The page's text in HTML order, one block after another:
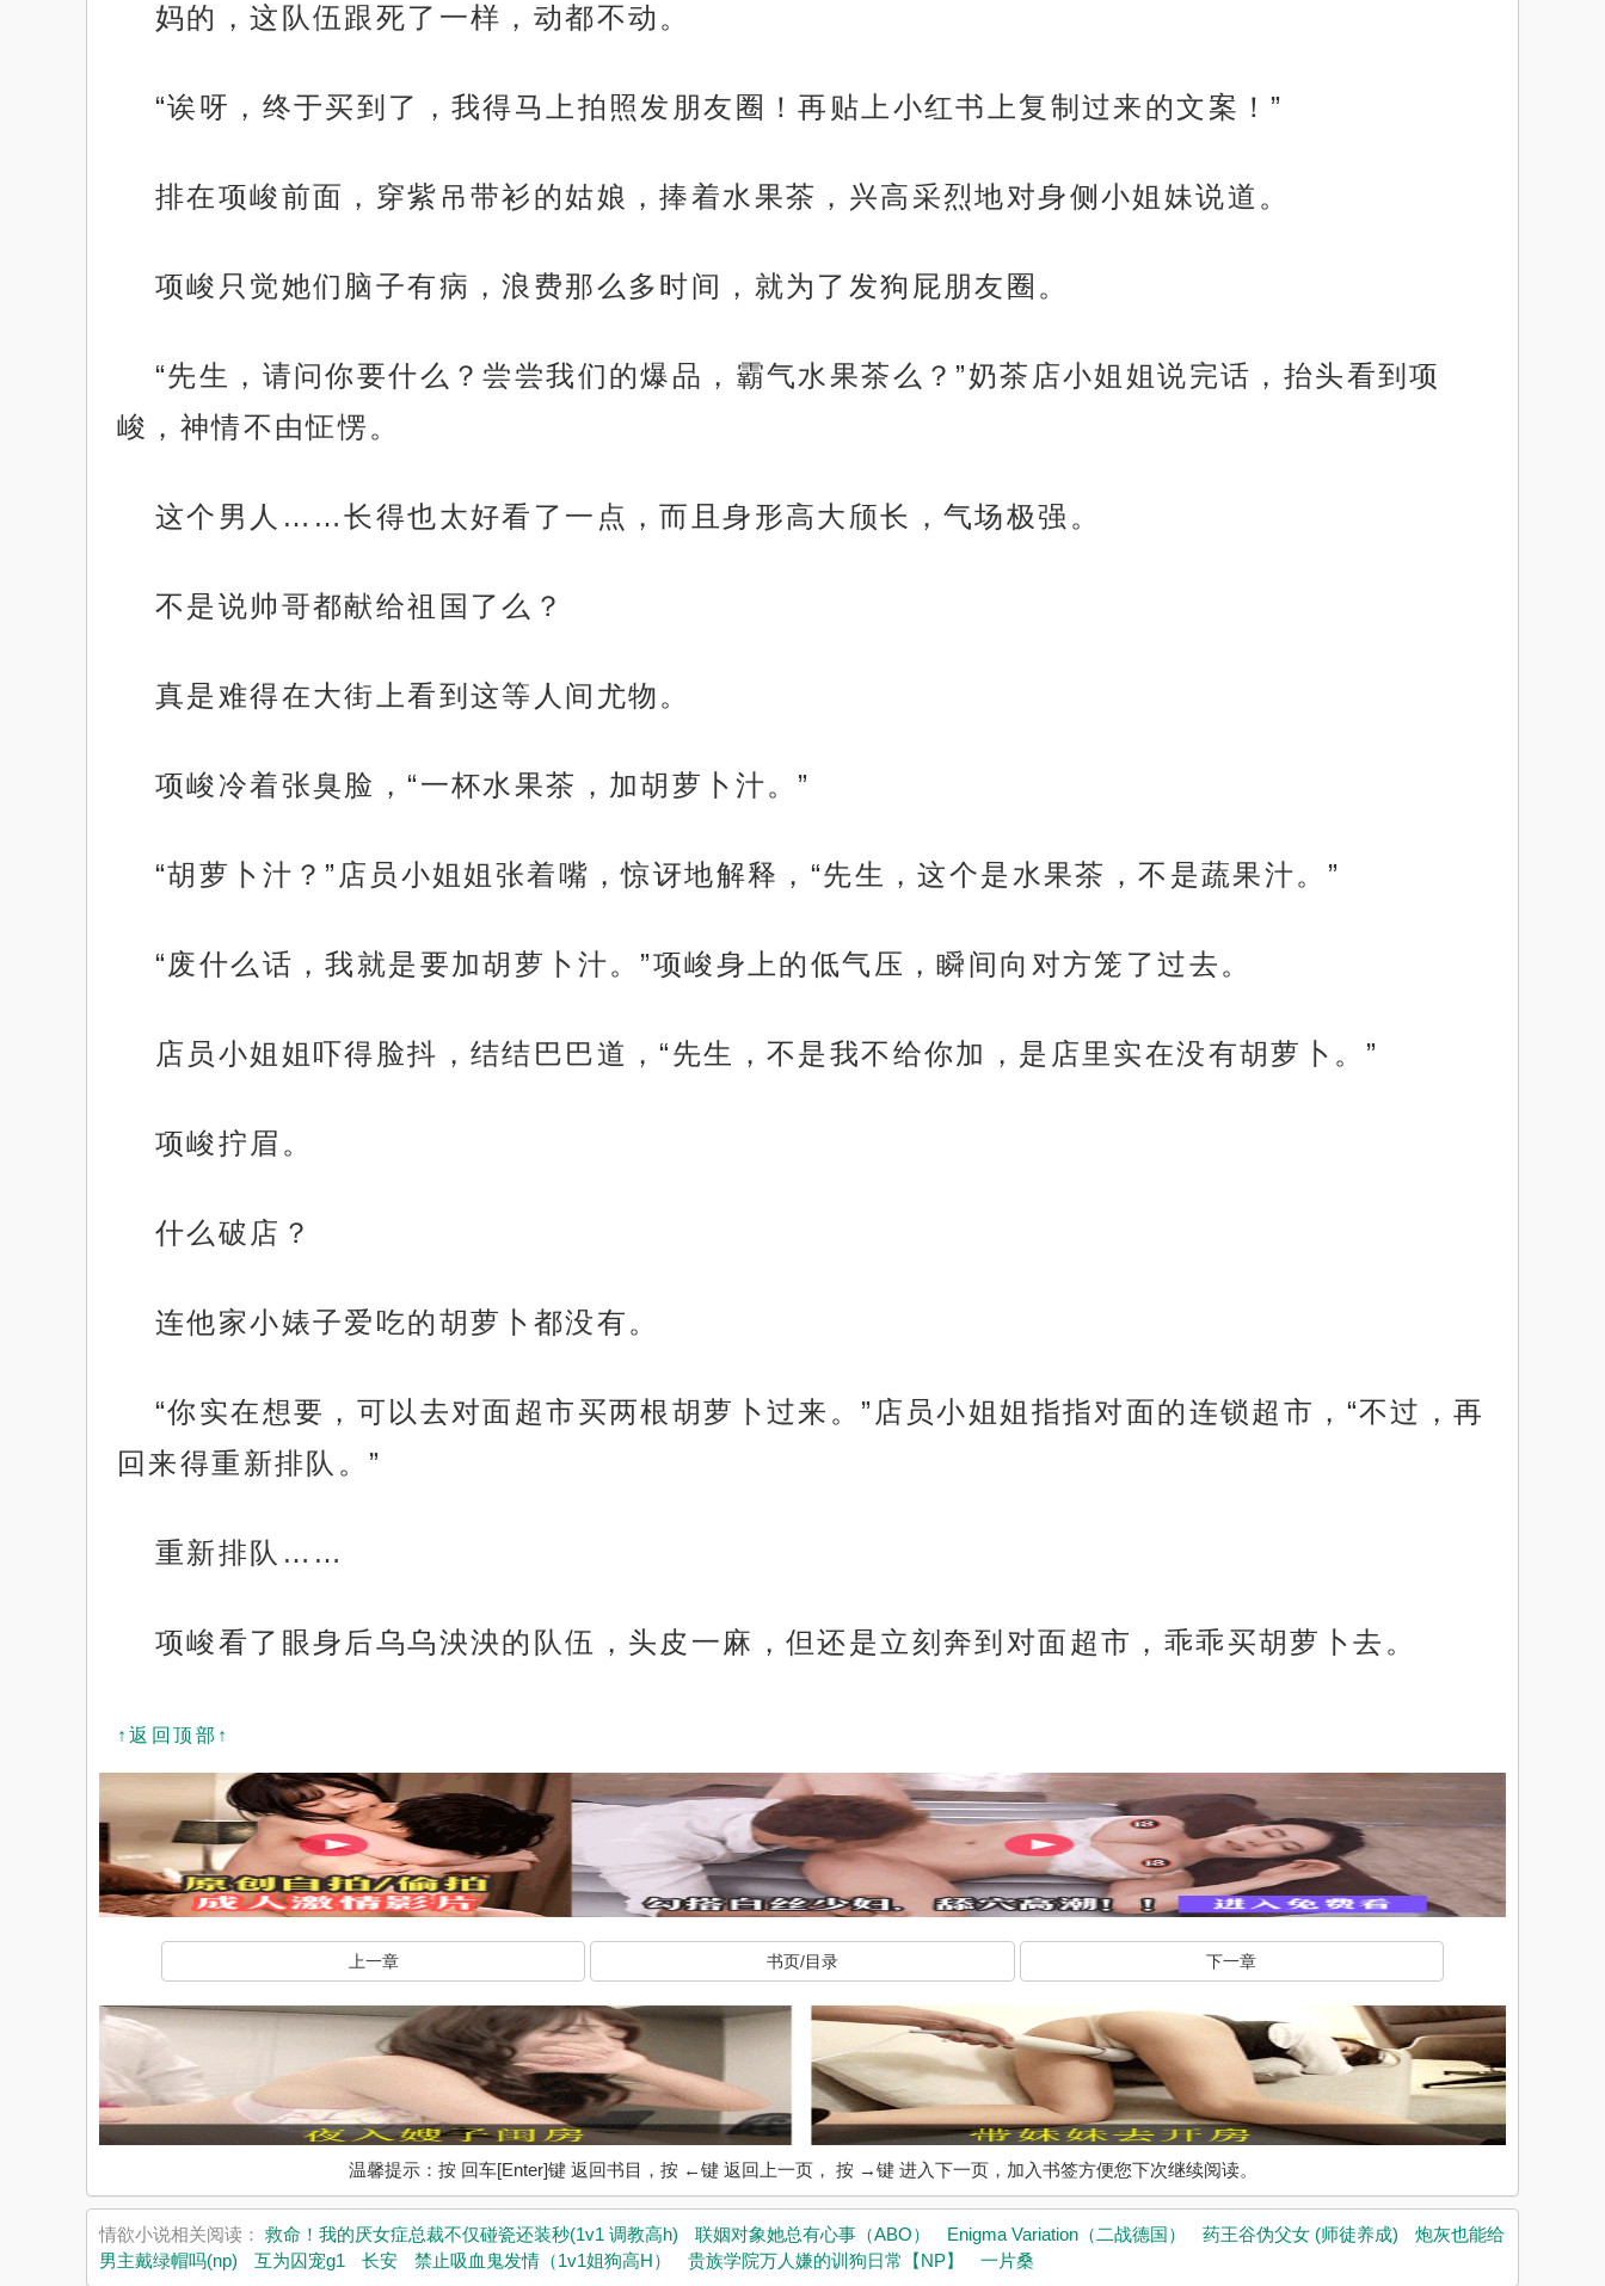
妈的，这队伍跟死了一样，动都不动。
“诶呀，终于买到了，我得马上拍照发朋友圈！再贴上小红书上复制过来的文案！”
排在项峻前面，穿紫吊带衫的姑娘，捧着水果茶，兴高采烈地对身侧小姐妹说道。
项峻只觉她们脑子有病，浪费那么多时间，就为了发狗屁朋友圈。
“先生，请问你要什么？尝尝我们的爆品，霸气水果茶么？”奶茶店小姐姐说完话，抬头看到项
峻，神情不由怔愣。
这个男人……长得也太好看了一点，而且身形高大颀长，气场极强。
不是说帅哥都献给祖国了么？
真是难得在大街上看到这等人间尤物。
项峻冷着张臭脸，“一杯水果茶，加胡萝卜汁。”
“胡萝卜汁？”店员小姐姐张着嘴，惊讶地解释，“先生，这个是水果茶，不是蔬果汁。”
“废什么话，我就是要加胡萝卜汁。”项峻身上的低气压，瞬间向对方笼了过去。
店员小姐姐吓得脸抖，结结巴巴道，“先生，不是我不给你加，是店里实在没有胡萝卜。”
项峻拧眉。
什么破店？
连他家小婊子爱吃的胡萝卜都没有。
“你实在想要，可以去对面超市买两根胡萝卜过来。”店员小姐姐指指对面的连锁超市，“不过，再
回来得重新排队。”
重新排队……
项峻看了眼身后乌乌泱泱的队伍，头皮一麻，但还是立刻奔到对面超市，乖乖买胡萝卜去。
↑返回顶部↑
上一章 书页/目录 下一章
温馨提示：按 回车[Enter]键 返回书目，按 ←键 返回上一页， 按 →键 进入下一页，加入书签方便您下次继续阅读。
情欲小说相关阅读： 救命！我的厌女症总裁不仅碰瓷还装秒(1v1 调教高h) 联姻对象她总有心事（ABO） Enigma Variation（二战德国） 药王谷伪父女 (师徒养成)
炮灰也能给
男主戴绿帽吗(np)
互为囚宠g1 长安 禁止吸血鬼发情（1v1姐狗高H） 贵族学院万人嫌的训狗日常【NP】 一片桑